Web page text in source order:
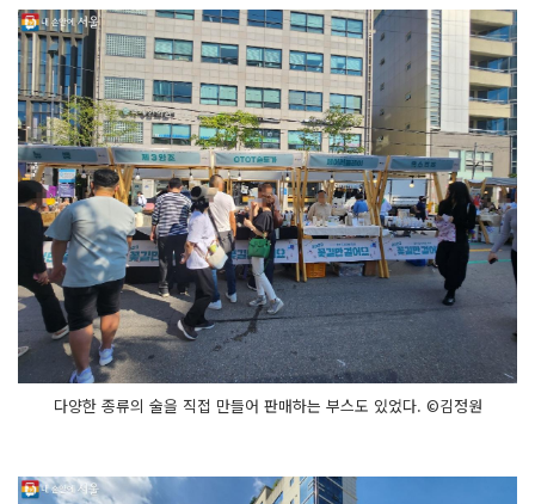
다양한 종류의 술을 직접 만들어 판매하는 부스도 있었다. ©김정원